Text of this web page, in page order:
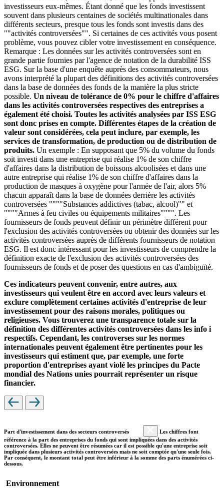
investisseurs eux-mêmes. Étant donné que les fonds investissent
souvent dans plusieurs centaines de sociétés multinationales dans
différents secteurs, presque tous les fonds sont investis dans des
""activités controversées"". Si certaines de ces activités vous posent
problème, vous pouvez cibler votre investissement en conséquence.
Remarque : Les données sur les activités controversées sont en
grande partie fournies par l'agence de notation de la durabilité ISS
ESG. Sur la base d'une enquête auprès des consommateurs, nous
avons interprété la plupart des définitions des activités controversées
dans la base de données des fonds de la manière la plus stricte
possible. Un niveau de tolérance de 0% pour le chiffre d'affaires
dans les activités controversées respectives des entreprises a
également été choisi. Toutes les activités analysées par ISS ESG
sont donc prises en compte. Différentes étapes de la création de
valeur sont considérées, cela peut inclure, par exemple, les
services de transformation, de production ou de distribution de
produits. Un exemple : En supposant que 5% du volume du fonds
soit investi dans une entreprise qui réalise 1% de son chiffre
d'affaires dans la distribution de boissons alcoolisées et dans une
autre entreprise qui réalise 1% de son chiffre d'affaires dans la
production de masques à oxygène pour l'armée de l'air, alors 5%
chacun apparaît dans la base de données derrière les activités
controversées """"Substances addictives (tabac, alcool)"" et
""""Armes à feu civiles ou équipements militaires"""". Les
fournisseurs de fonds peuvent définir un périmètre différent pour
l'exclusion des activités controversées ou obtenir des données sur les
activités controversées auprès de différents fournisseurs de notation
ESG. Il est donc intéressant pour les investisseurs de comprendre la
définition exacte de l'exclusion des activités controversées des
fournisseurs de fonds et de poser des questions en cas d'ambiguïté.
Ces indicateurs peuvent convenir, entre autres, aux
investisseurs qui veulent être en accord avec leurs valeurs et
exclure complètement certaines activités d'entreprise de leur
investissement pour des raisons morales, politiques ou
religieuses. Vous trouverez une transparence totale sur la
définition des différentes activités controversées dans les info i
respectifs. Cependant, les controverses sur les normes
internationales peuvent également être pertinentes pour les
investisseurs qui estiment que, par exemple, une forte
proportion d'entreprises ayant violé les principes du Pacte
mondial des Nations unies pourrait représenter un risque
financier.
Part d'investissement dans des secteurs controversés
Les chiffres font
référence à la part des entreprises du fonds qui sont impliquées dans des activités
controversées. Elles ne peuvent être résumées car il est possible qu'une entreprise soit
impliquée dans plusieurs activités controversées mais ne soit comptée qu'une seule fois.
Par conséquent, le montant total peut être inférieur à la somme des parts énumérées ci-
dessous.
Environnement